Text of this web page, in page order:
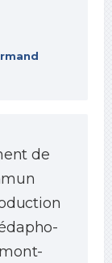
de